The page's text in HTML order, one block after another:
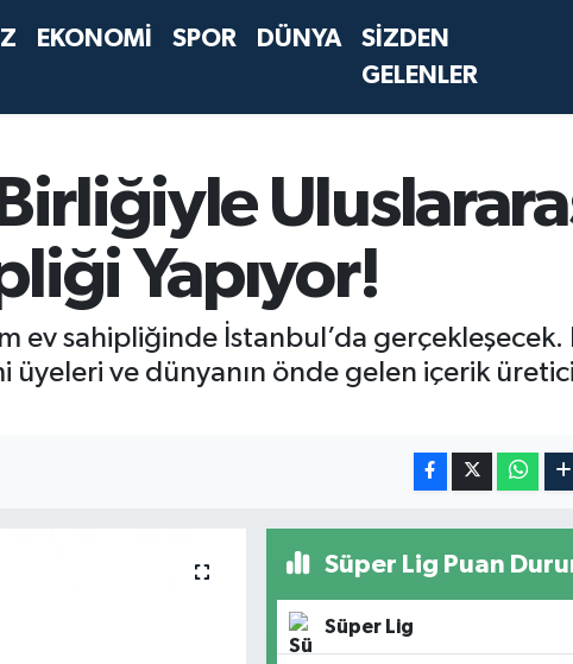
EKONOMİ SPOR DÜNYA
SİZDEN
GELENLER
Yapıyor!
ev sahipliğinde İstanbul’da gerçekleşecek.
üyeleri ve dünyanın önde gelen içerik
Süper Lig Puan
Süper Lig